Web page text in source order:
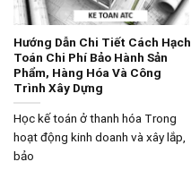
Hướng Dẫn Chi Tiết Cách Hạch
Toán Chi Phí Bảo Hành Sản
Phẩm, Hàng Hóa Và Công
Trình Xây Dựng
Học kế toán ở thanh hóa Trong
hoạt động kinh doanh và xây lắp,
bảo